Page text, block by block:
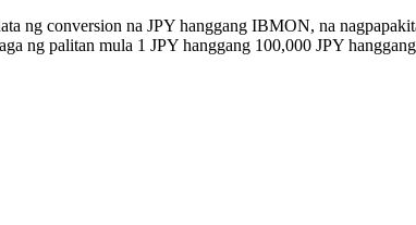
ng conversion na JPY hanggang IBMON, na
ng palitan mula 1 JPY hanggang 100,000 JPY